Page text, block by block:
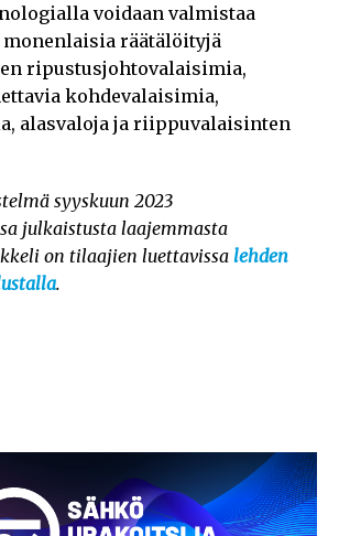
voidaan valmistaa
räätälöityjä
ripustusjohtovalaisimia,
kohdevalaisimia,
alasvaloja ja riippuvalaisinten
syyskuun 2023
julkaistusta laajemmasta
on tilaajien luettavissa lehden
.